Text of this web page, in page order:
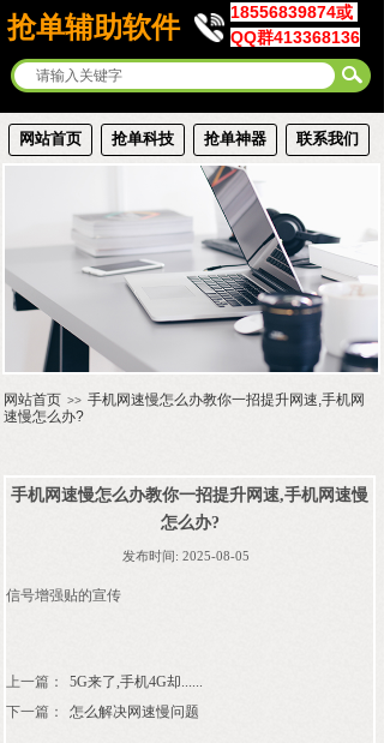
抢单辅助软件
18556839874或
QQ群413368136
网站首页 抢单科技 抢单神器 联系我们
网站首页 >> 手机网速慢怎么办教你一招提升网速,手机网
速慢怎么办?
手机网速慢怎么办教你一招提升网速,手机网速慢
怎么办?
发布时间: 2025-08-05
信号增强贴的宣传
上一篇：
5G来了,手机4G却......
下一篇：
怎么解决网速慢问题